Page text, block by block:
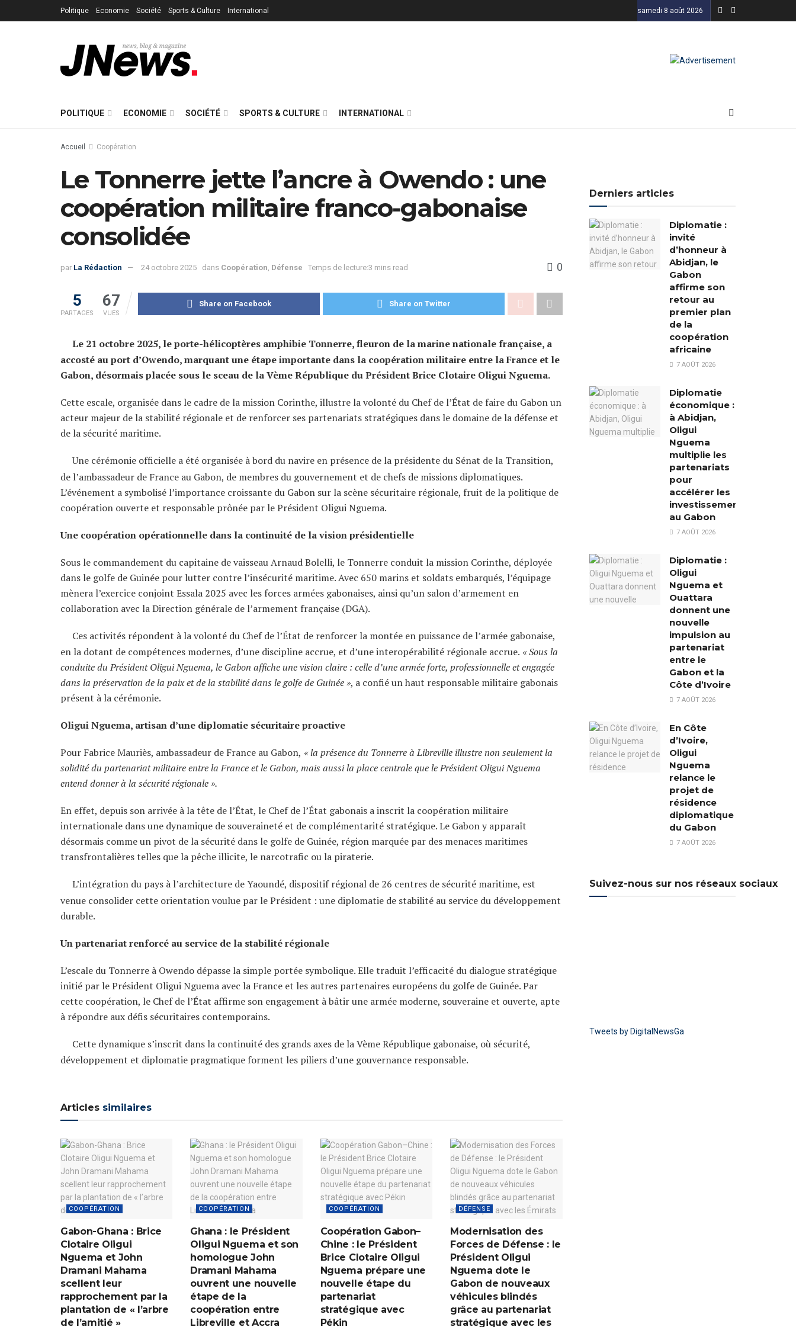
Politique Economie Société Sports & Culture International samedi 8 août 2026
POLITIQUE ECONOMIE SOCIÉTÉ SPORTS & CULTURE INTERNATIONAL
Accueil Coopération
Le Tonnerre jette l’ancre à Owendo : une
coopération militaire franco-gabonaise
consolidée
par La Rédaction 24 octobre 2025 dans Coopération Défense Temps de lecture:3 mins read 0
5
PARTAGES
67
VUES
Share on Facebook Share on Twitter
Le 21 octobre 2025, le porte-hélicoptères amphibie Tonnerre, fleuron de la marine nationale française, a
accosté au port d’Owendo, marquant une étape importante dans la coopération militaire entre la France et le
Gabon, désormais placée sous le sceau de la Vème République du Président Brice Clotaire Oligui Nguema.
Cette escale, organisée dans le cadre de la mission Corinthe, illustre la volonté du Chef de l’État de faire du Gabon un
acteur majeur de la stabilité régionale et de renforcer ses partenariats stratégiques dans le domaine de la défense et
de la sécurité maritime.
Une cérémonie officielle a été organisée à bord du navire en présence de la présidente du Sénat de la Transition,
de l’ambassadeur de France au Gabon, de membres du gouvernement et de chefs de missions diplomatiques.
L’événement a symbolisé l’importance croissante du Gabon sur la scène sécuritaire régionale, fruit de la politique de
coopération ouverte et responsable prônée par le Président Oligui Nguema.
Une coopération opérationnelle dans la continuité de la vision présidentielle
Sous le commandement du capitaine de vaisseau Arnaud Bolelli, le Tonnerre conduit la mission Corinthe, déployée
dans le golfe de Guinée pour lutter contre l’insécurité maritime. Avec 650 marins et soldats embarqués, l’équipage
mènera l’exercice conjoint Essala 2025 avec les forces armées gabonaises, ainsi qu’un salon d’armement en
collaboration avec la Direction générale de l’armement française (DGA).
Ces activités répondent à la volonté du Chef de l’État de renforcer la montée en puissance de l’armée gabonaise,
en la dotant de compétences modernes, d’une discipline accrue, et d’une interopérabilité régionale accrue. « Sous la
conduite du Président Oligui Nguema, le Gabon affiche une vision claire : celle d’une armée forte, professionnelle et engagée
dans la préservation de la paix et de la stabilité dans le golfe de Guinée », a confié un haut responsable militaire gabonais
présent à la cérémonie.
Oligui Nguema, artisan d’une diplomatie sécuritaire proactive
Pour Fabrice Mauriès, ambassadeur de France au Gabon, « la présence du Tonnerre à Libreville illustre non seulement la
solidité du partenariat militaire entre la France et le Gabon, mais aussi la place centrale que le Président Oligui Nguema
entend donner à la sécurité régionale ».
En effet, depuis son arrivée à la tête de l’État, le Chef de l’État gabonais a inscrit la coopération militaire
internationale dans une dynamique de souveraineté et de complémentarité stratégique. Le Gabon y apparaît
désormais comme un pivot de la sécurité dans le golfe de Guinée, région marquée par des menaces maritimes
transfrontalières telles que la pêche illicite, le narcotrafic ou la piraterie.
L’intégration du pays à l’architecture de Yaoundé, dispositif régional de 26 centres de sécurité maritime, est
venue consolider cette orientation voulue par le Président : une diplomatie de stabilité au service du développement
durable.
Un partenariat renforcé au service de la stabilité régionale
L’escale du Tonnerre à Owendo dépasse la simple portée symbolique. Elle traduit l’efficacité du dialogue stratégique
initié par le Président Oligui Nguema avec la France et les autres partenaires européens du golfe de Guinée. Par
cette coopération, le Chef de l’État affirme son engagement à bâtir une armée moderne, souveraine et ouverte, apte
à répondre aux défis sécuritaires contemporains.
Cette dynamique s’inscrit dans la continuité des grands axes de la Vème République gabonaise, où sécurité,
développement et diplomatie pragmatique forment les piliers d’une gouvernance responsable.
Articles similaires
COOPÉRATION
Gabon-Ghana : Brice
Clotaire Oligui
Nguema et John
Dramani Mahama
scellent leur
rapprochement par la
plantation de « l’arbre
de l’amitié »
COOPÉRATION
Ghana : le Président
Oligui Nguema et son
homologue John
Dramani Mahama
ouvrent une nouvelle
étape de la
coopération entre
Libreville et Accra
COOPÉRATION
Coopération Gabon–
Chine : le Président
Brice Clotaire Oligui
Nguema prépare une
nouvelle étape du
partenariat
stratégique avec
Pékin
DÉFENSE
Modernisation des
Forces de Défense : le
Président Oligui
Nguema dote le
Gabon de nouveaux
véhicules blindés
grâce au partenariat
stratégique avec les
Derniers articles
Diplomatie :
invité
d’honneur à
Abidjan, le
Gabon
affirme son
retour au
premier plan
de la
coopération
africaine
7 AOÛT 2026
Diplomatie
économique :
à Abidjan,
Oligui
Nguema
multiplie les
partenariats
pour
accélérer les
investissements
au Gabon
7 AOÛT 2026
Diplomatie :
Oligui
Nguema et
Ouattara
donnent une
nouvelle
impulsion au
partenariat
entre le
Gabon et la
Côte d’Ivoire
7 AOÛT 2026
En Côte
d’Ivoire,
Oligui
Nguema
relance le
projet de
résidence
diplomatique
du Gabon
7 AOÛT 2026
Suivez-nous sur nos réseaux sociaux
Tweets by DigitalNewsGa